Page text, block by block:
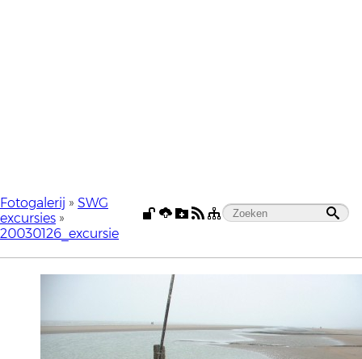
Fotogalerij » SWG
excursies »
20030126_excursie